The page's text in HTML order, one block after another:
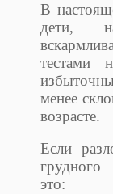
В
дети,
тестами
менее
возрасте.
Если
грудного
это: